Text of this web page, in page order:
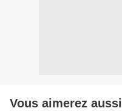
Vous aimerez aussi